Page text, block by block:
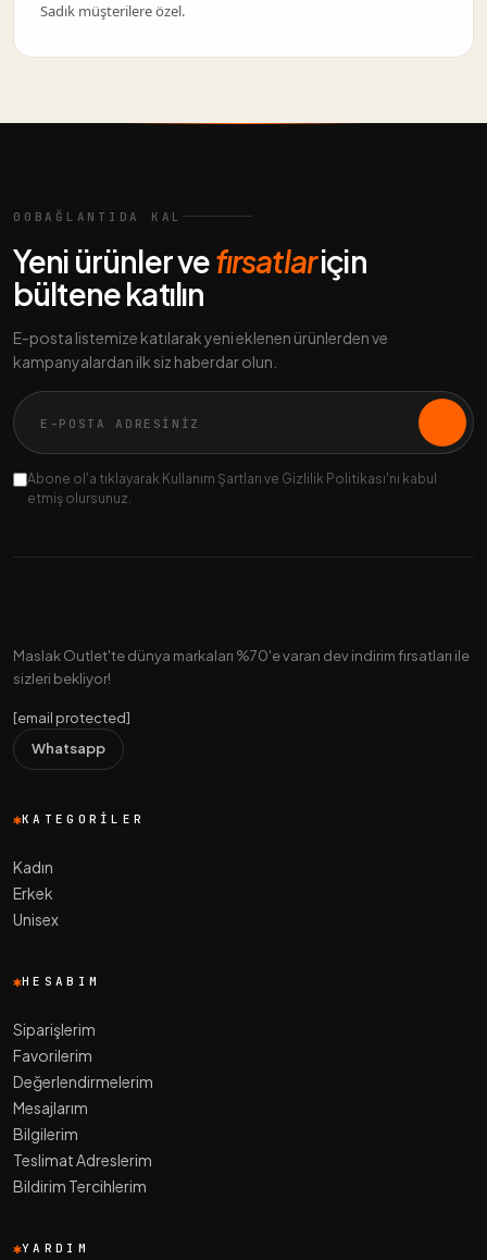
Sadık müşterilere özel.
00 BAĞLANTIDA KAL
Yeni ürünler vefırsatlariçin
bültene katılın
E-posta listemize katılarak yeni eklenen ürünlerden ve
kampanyalardan ilk siz haberdar olun.
Abone ol'a tıklayarak Kullanım Şartları ve Gizlilik Politikası'nı kabul
etmiş olursunuz.
Maslak Outlet'te dünya markaları %70'e varan dev indirim fırsatları ile
sizleri bekliyor!
[email protected]
Whatsapp
KATEGORILER
Kadın
Erkek
Unisex
HESABIM
Siparişlerim
Favorilerim
Değerlendirmelerim
Mesajlarım
Bilgilerim
Teslimat Adreslerim
Bildirim Tercihlerim
YARDIM